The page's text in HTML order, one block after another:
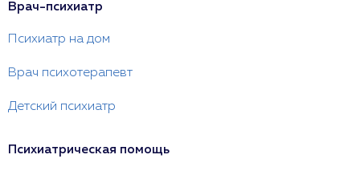
Врач-психиатр
Психиатр на дом
Врач психотерапевт
Детский психиатр
Психиатрическая помощь